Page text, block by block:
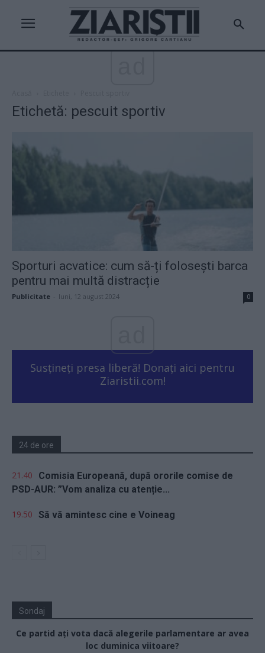
Etichetă: pescuit sportiv
Sporturi acvatice: cum să-ți folosești barca
pentru mai multă distracție
Publicitate luni, 12 august 2024 0
Susțineți presa liberă! Donați aici pentru
Ziaristii.com!
24 de ore
21.40
Comisia Europeană, după ororile comise de
PSD-AUR: ”Vom analiza cu atenție...
19.50 Să vă amintesc cine e Voineag
Sondaj
Ce partid ați vota dacă alegerile parlamentare ar avea
loc duminica viitoare?